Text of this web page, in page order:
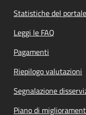
Statistiche del portale
Leggi le FAQ
Pagamenti
Riepilogo valutazioni
Segnalazione
Piano di